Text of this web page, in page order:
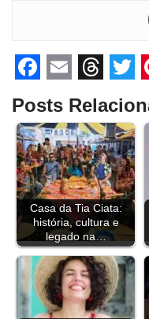
F
a
c
e
b
o
o
k
E
m
a
i
l
T
h
r
e
a
d
s
T
w
i
t
t
e
r
i
t
Posts
Casa da Tia Ciata:
história, cultura e
legado na…